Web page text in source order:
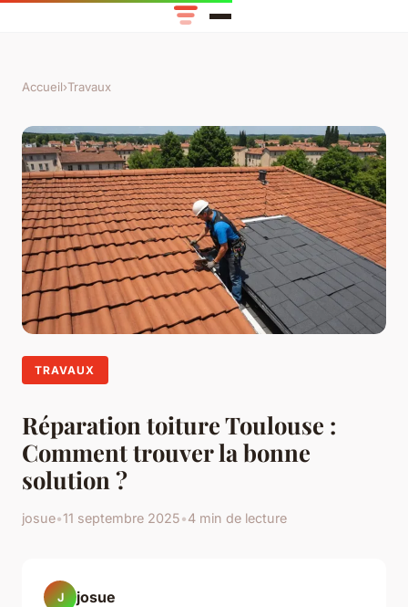
Accueil›Travaux
TRAVAUX
Réparation toiture Toulouse :
Comment trouver la bonne
solution ?
josue•11 septembre 2025•4 min de lecture
J josue